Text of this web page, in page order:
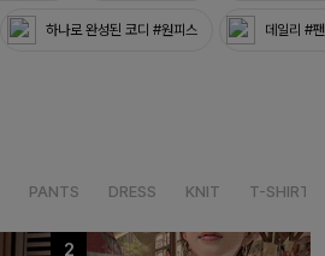
하나로 완성된 코디 #원피스 데일리 #
PANTS DRESS KNIT T-SHIRT